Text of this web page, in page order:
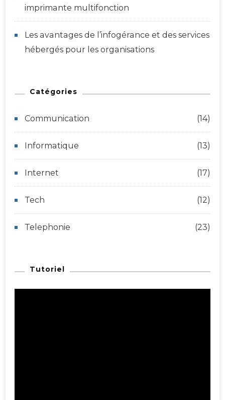
imprimante multifonction
Les avantages de l’infogérance et des services
hébergés pour les organisations
Catégories
Communication (14)
Informatique (13)
Internet (17)
Tech (12)
Telephonie (23)
Tutoriel